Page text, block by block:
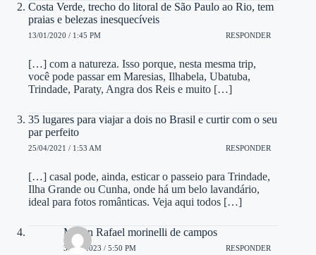
Costa Verde, trecho do litoral de São Paulo ao Rio, tem
praias e belezas inesquecíveis
13/01/2020 / 1:45 PM RESPONDER
[…] com a natureza. Isso porque, nesta mesma trip,
você pode passar em Maresias, Ilhabela, Ubatuba,
Trindade, Paraty, Angra dos Reis e muito […]
35 lugares para viajar a dois no Brasil e curtir com o seu
par perfeito
25/04/2021 / 1:53 AM RESPONDER
[…] casal pode, ainda, esticar o passeio para Trindade,
Ilha Grande ou Cunha, onde há um belo lavandário,
ideal para fotos românticas. Veja aqui todos […]
Milton Rafael morinelli de campos
30/04/2023 / 5:50 PM RESPONDER